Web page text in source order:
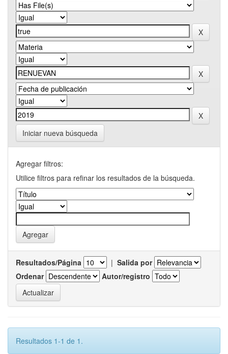
Iniciar nueva búsqueda
Agregar filtros:
Utilice filtros para refinar los resultados de la búsqueda.
Resultados/Página | Salida por
Ordenar
Autor/registro
Resultados 1-1 de 1.